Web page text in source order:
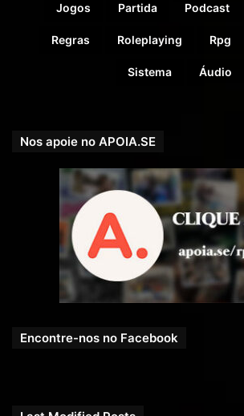
Jogos Partida Podcast
Regras Roleplaying Rpg
Sistema Áudio
Nos apoie no APOIA.SE
Encontre-nos no Facebook